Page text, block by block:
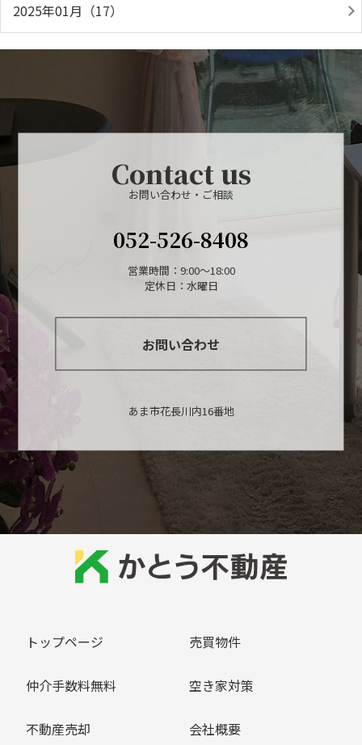
2025年01月（17）
Contact us
お問い合わせ・ご相談
052-526-8408
営業時間：9:00～18:00
定休日：水曜日
お問い合わせ
あま市花長川内16番地
トップページ 売買物件
仲介手数料無料 空き家対策
不動産売却 会社概要